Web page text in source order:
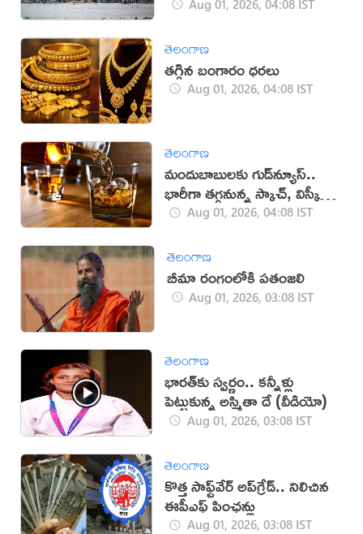
Aug 01, 2026, 04:08 IST
తెలంగాణ
తగ్గిన బంగారం ధరలు
Aug 01, 2026, 04:08 IST
తెలంగాణ
మందుబాబులకు గుడ్‌న్యూస్‌..
భారీగా తగ్గనున్న స్కాచ్, విస్కీ
ధరలుAug 01, 2026, 04:08 IST
తెలంగాణ
బీమా రంగంలోకి పతంజలి
Aug 01, 2026, 03:08 IST
తెలంగాణ
భారత్‌కు స్వర్ణం.. కన్నీళ్లు
పెట్టుకున్న అస్మితా దే (వీడియో)
Aug 01, 2026, 03:08 IST
తెలంగాణ
కొత్త సాఫ్ట్‌వేర్‌ అప్‌గ్రేడ్‌.. నిలిచిన
ఈపీఎఫ్‌ పింఛన్లు
Aug 01, 2026, 03:08 IST